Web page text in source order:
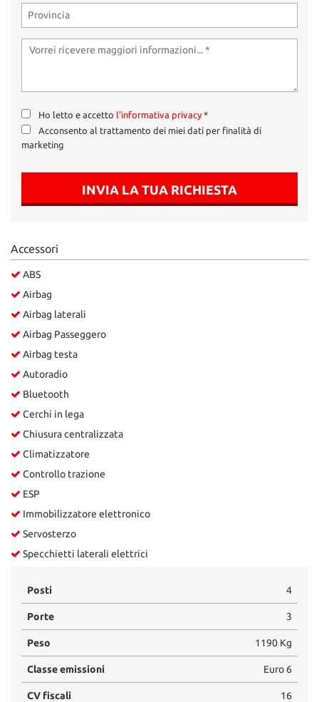
Ho letto e accetto l'informativa privacy*
Acconsento al trattamento dei miei dati per finalità di
marketing
INVIA LA TUA RICHIESTA
Accessori
ABS
Airbag
Airbag laterali
Airbag Passeggero
Airbag testa
Autoradio
Bluetooth
Cerchi in lega
Chiusura centralizzata
Climatizzatore
Controllo trazione
ESP
Immobilizzatore elettronico
Servosterzo
Specchietti laterali elettrici
Posti 4
Porte 3
Peso 1190 Kg
Classe emissioni Euro 6
CV fiscali 16
Cookie necessari
Cookie delle preferenze
Cookie per il miglioramento dell'esperienza utente
Cookie analitici
Leggi
policy
Salva
le
impostazioni